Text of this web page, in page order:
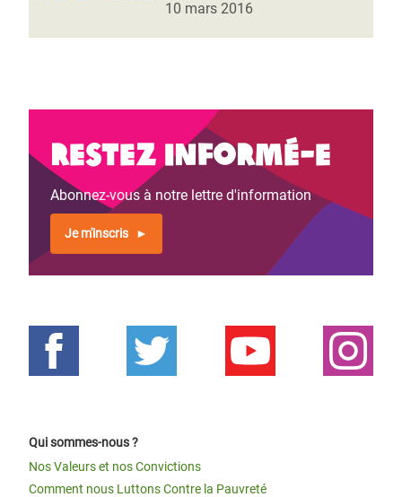
10 mars 2016
Restez informé-e
Abonnez-vous à notre lettre d'information
Je m'inscris
Qui sommes-nous ?
Nos Valeurs et nos Convictions
Comment nous Luttons Contre la Pauvreté